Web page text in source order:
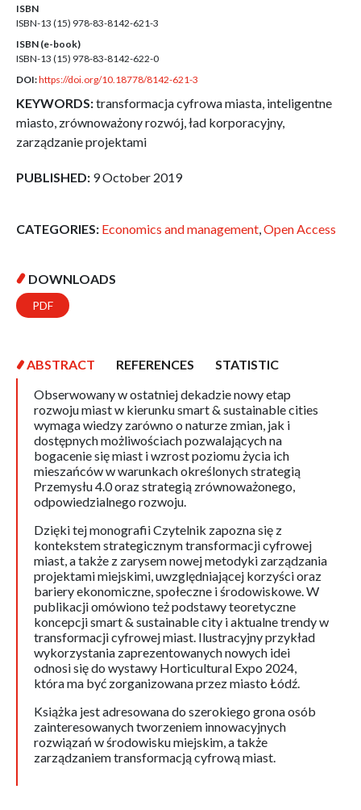
ISBN
ISBN-13 (15) 978-83-8142-621-3
ISBN (e-book)
ISBN-13 (15) 978-83-8142-622-0
DOI:https://doi.org/10.18778/8142-621-3
KEYWORDS:transformacja cyfrowa miasta, inteligentne
miasto, zrównoważony rozwój, ład korporacyjny,
zarządzanie projektami
PUBLISHED: 9 October 2019
CATEGORIES: Economics and management,Open Access
DOWNLOADS
PDF
ABSTRACT REFERENCES
STATISTIC
Obserwowany w ostatniej dekadzie nowy etap
rozwoju miast w kierunku smart & sustainable cities
wymaga wiedzy zarówno o naturze zmian, jak i
dostępnych możliwościach pozwalających na
bogacenie się miast i wzrost poziomu życia ich
mieszańców w warunkach określonych strategią
Przemysłu 4.0 oraz strategią zrównoważonego,
odpowiedzialnego rozwoju.
Dzięki tej monografii Czytelnik zapozna się z
kontekstem strategicznym transformacji cyfrowej
miast, a także z zarysem nowej metodyki zarządzania
projektami miejskimi, uwzględniającej korzyści oraz
bariery ekonomiczne, społeczne i środowiskowe. W
publikacji omówiono też podstawy teoretyczne
koncepcji smart & sustainable city i aktualne trendy w
transformacji cyfrowej miast. Ilustracyjny przykład
wykorzystania zaprezentowanych nowych idei
odnosi się do wystawy Horticultural Expo 2024,
która ma być zorganizowana przez miasto Łódź.
Książka jest adresowana do szerokiego grona osób
zainteresowanych tworzeniem innowacyjnych
rozwiązań w środowisku miejskim, a także
zarządzaniem transformacją cyfrową miast.